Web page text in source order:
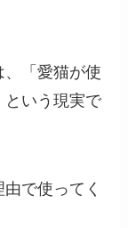
「愛猫が使
という現実で
で使ってく